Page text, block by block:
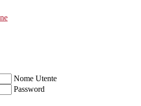
Nome Utente
Password